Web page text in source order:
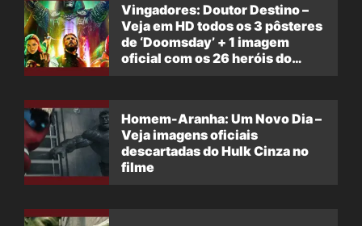
Vingadores: Doutor Destino –
Veja em HD todos os 3 pôsteres
de ‘Doomsday’ + 1 imagem
oficial com os 26 heróis do
Homem-Aranha: Um Novo Dia –
Veja imagens oficiais
descartadas do Hulk Cinza no
filme